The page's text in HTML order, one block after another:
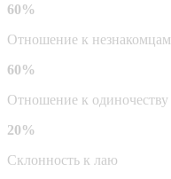
60%
Отношение к незнакомцам
60%
Отношение к одиночеству
20%
Склонность к лаю